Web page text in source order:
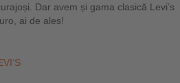
Dar avem și gama clasică Levi’s
ai de ales!